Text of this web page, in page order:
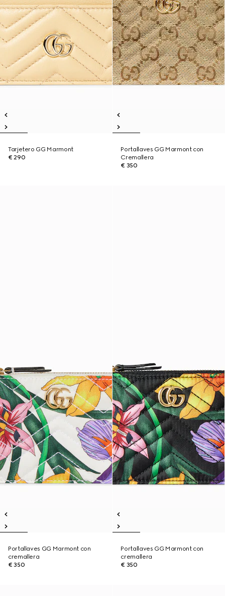
Tarjetero GG Marmont
€ 290
Portallaves GG Marmont con
Cremallera
€ 350
Portallaves GG Marmont con
cremallera
€ 350
Portallaves GG Marmont con
cremallera
€ 350